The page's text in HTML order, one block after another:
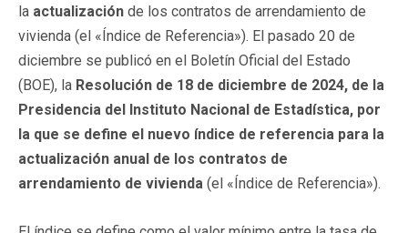
la actualización de los contratos de arrendamiento de
vivienda (el «Índice de Referencia»). El pasado 20 de
diciembre se publicó en el Boletín Oficial del Estado
(BOE), la Resolución de 18 de diciembre de 2024, de la
Presidencia del Instituto Nacional de Estadística, por
la que se define el nuevo índice de referencia para la
actualización anual de los contratos de
arrendamiento de vivienda (el «Índice de Referencia»).